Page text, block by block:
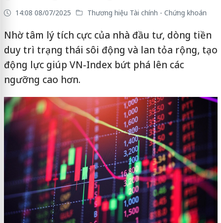
14:08 08/07/2025 Thương hiệu Tài chính - Chứng khoán
Nhờ tâm lý tích cực của nhà đầu tư, dòng tiền
duy trì trạng thái sôi động và lan tỏa rộng, tạo
động lực giúp VN-Index bứt phá lên các
ngưỡng cao hơn.